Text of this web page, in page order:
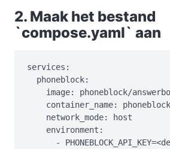
2. Maak het bestand
`compose.yaml` aan
services:
  phoneblock:
image: phoneblock/
    container_name: phoneblock
    network_mode: host
    environment:
-